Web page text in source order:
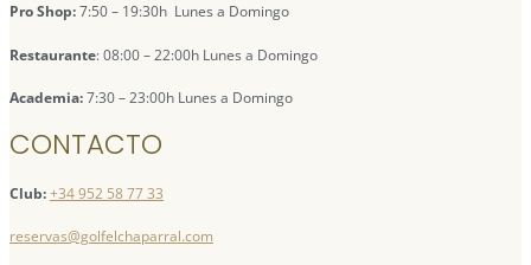
Pro Shop:7:50 – 19:30h Lunes a Domingo
Restaurante: 08:00 – 22:00h Lunes a Domingo
Academia:7:30 – 23:00h Lunes a Domingo
CONTACTO
Club:+34 952 58 77 33
reservas@golfelchaparral.com